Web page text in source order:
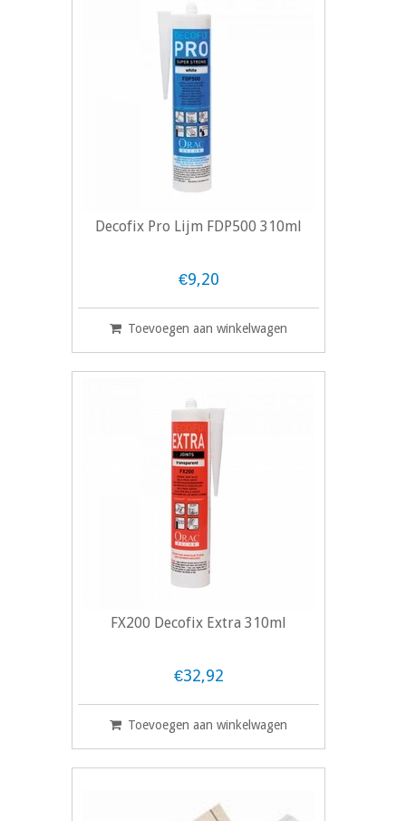
Decofix Pro Lijm FDP500 310ml
€9,20
Toevoegen aan winkelwagen
FX200 Decofix Extra 310ml
€32,92
Toevoegen aan winkelwagen